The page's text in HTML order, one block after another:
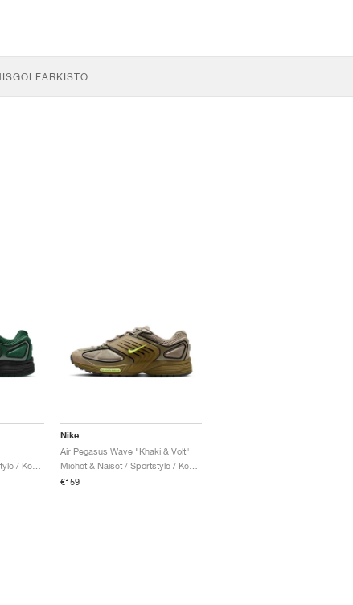
GOLFARKISTO
Miehet & Naiset / Sportstyle / Kengät
Nike
Air Pegasus Wave "Khaki & Volt"
€159